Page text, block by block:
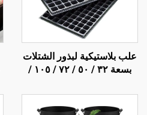
علب بلاستيكية لبذور الشتلات
بسعة ٣٢ / ٥٠ / ٧٢ / ١٠٥ /
إنبات وحضانة للشتلات